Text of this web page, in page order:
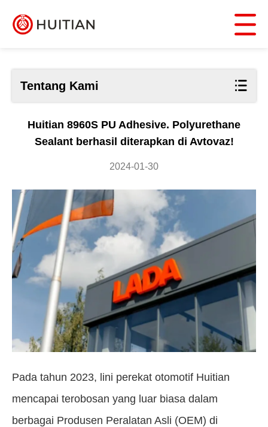
Tentang Kami
Huitian 8960S PU Adhesive. Polyurethane
Sealant berhasil diterapkan di Avtovaz!
2024-01-30
Pada tahun 2023, lini perekat otomotif Huitian
mencapai terobosan yang luar biasa dalam
berbagai Produsen Peralatan Asli (OEM) di